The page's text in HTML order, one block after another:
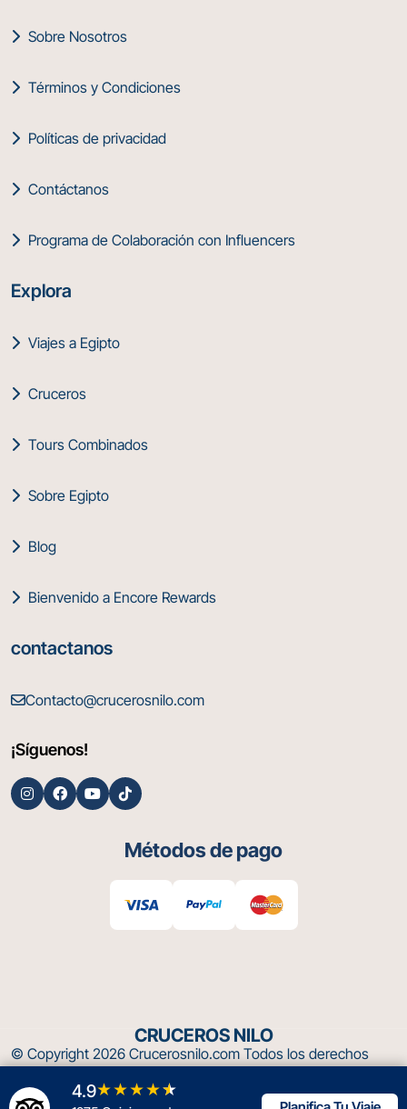
Sobre Nosotros
Términos y Condiciones
Políticas de privacidad
Contáctanos
Programa de Colaboración con Influencers
Explora
Viajes a Egipto
Cruceros
Tours Combinados
Sobre Egipto
Blog
Bienvenido a Encore Rewards
contactanos
Contacto@crucerosnilo.com
¡Síguenos!
Métodos de pago
CRUCEROS NILO
© Copyright 2026 Crucerosnilo.com Todos los derechos
4.9★★★★★